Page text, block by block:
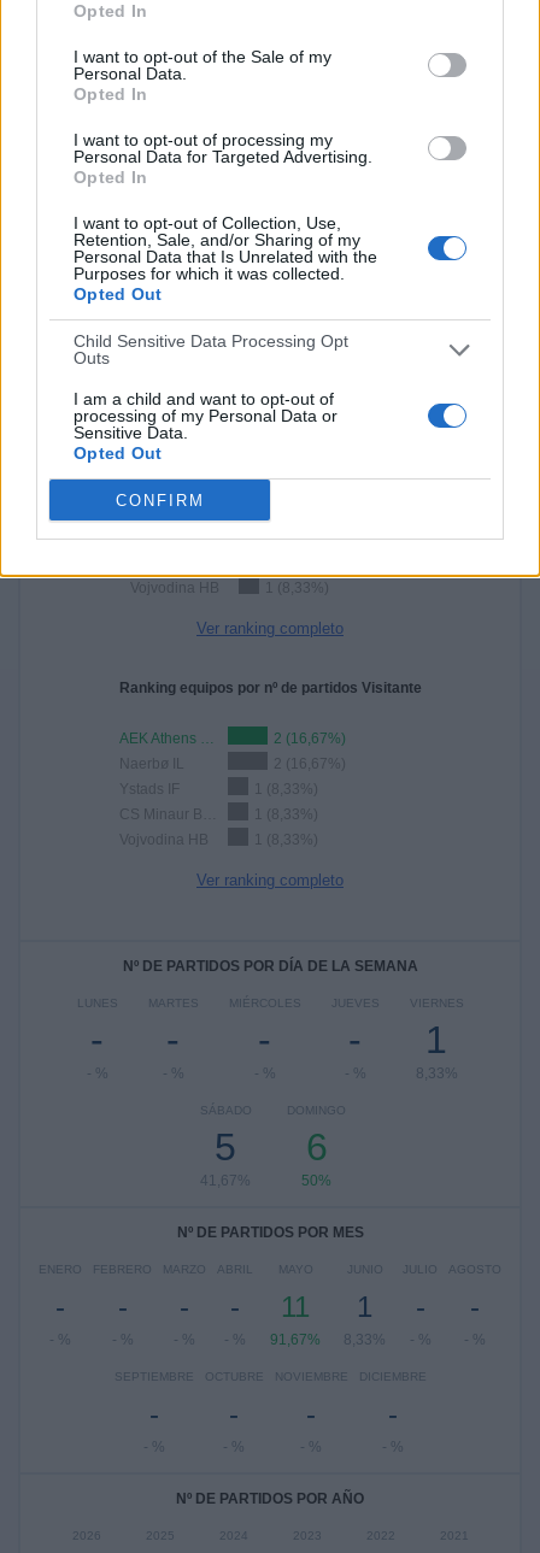
Opted In
I want to opt-out of the Sale of my
Personal Data.
Opted In
I want to opt-out of processing my
Personal Data for Targeted Advertising.
Opted In
I want to opt-out of Collection, Use,
Retention, Sale, and/or Sharing of my
Personal Data that Is Unrelated with the
Purposes for which it was collected.
Opted Out
Child Sensitive Data Processing Opt
Outs
I am a child and want to opt-out of
processing of my Personal Data or
Sensitive Data.
Opted Out
CONFIRM
Naerbø IL
CS Minaur Baia Mare
2 (16,67%)
Vojvodina HB
Ranking equipos por nº de partidos en abierto
Valur Reykjavík
2 (16,67%)
Olympiacos HB
2 (16,67%)
Naerbø IL
1 (8,33%)
Ver ranking completo
Ranking equipos por nº de partidos Local
Ystads IF
1 (8,33%)
Vojvodina HB
1 (8,33%)
Ver ranking completo
Ranking equipos por nº de partidos Visitante
AEK Athens HC
2 (16,67%)
Naerbø IL
2 (16,67%)
Ystads IF
1 (8,33%)
1 (8,33%)
Vojvodina HB
1 (8,33%)
Ver ranking completo
Nº DE PARTIDOS POR DÍA DE LA SEMANA
LUNES
-
- %
MARTES
-
- %
MIÉRCOLES
-
- %
JUEVES
-
- %
VIERNES
1
8,33%
SÁBADO
5
41,67%
DOMINGO
6
50%
Nº DE PARTIDOS POR MES
ENERO
-
- %
FEBRERO
-
- %
MARZO
-
- %
ABRIL
-
- %
MAYO
11
91,67%
JUNIO
1
8,33%
JULIO
-
- %
AGOSTO
-
- %
SEPTIEMBRE
-
- %
OCTUBRE
-
- %
NOVIEMBRE
-
- %
DICIEMBRE
-
- %
Nº DE PARTIDOS POR AÑO
2026 2025 2024 2023 2022 2021